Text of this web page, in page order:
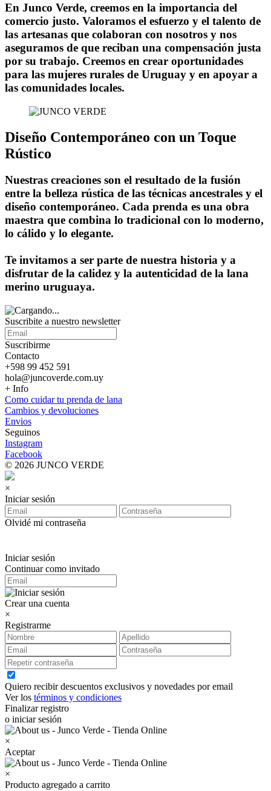
En Junco Verde, creemos en la importancia del
comercio justo. Valoramos el esfuerzo y el talento de
las artesanas que colaboran con nosotros y nos
aseguramos de que reciban una compensación justa
por su trabajo. Creemos en crear oportunidades
para las mujeres rurales de Uruguay y en apoyar a
las comunidades locales.
Diseño Contemporáneo con un Toque
Rústico
Nuestras creaciones son el resultado de la fusión
entre la belleza rústica de las técnicas ancestrales y el
diseño contemporáneo. Cada prenda es una obra
maestra que combina lo tradicional con lo moderno,
lo cálido y lo elegante.
Te invitamos a ser parte de nuestra historia y a
disfrutar de la calidez y la autenticidad de la lana
merino uruguaya.
Suscribite a nuestro newsletter
Suscribirme
Contacto
+598 99 452 591
hola@juncoverde.com.uy
+ Info
Como cuidar tu prenda de lana
Cambios y devoluciones
Envios
Seguinos
Instagram
Facebook
© 2026 JUNCO VERDE
×
Iniciar sesión
Olvidé mi contraseña
Iniciar sesión
Continuar como invitado
Crear una cuenta
×
Registrarme
Quiero recibir descuentos exclusivos y novedades por email
Ver los términos y condiciones
Finalizar registro
o iniciar sesión
×
Aceptar
×
Producto agregado a carrito